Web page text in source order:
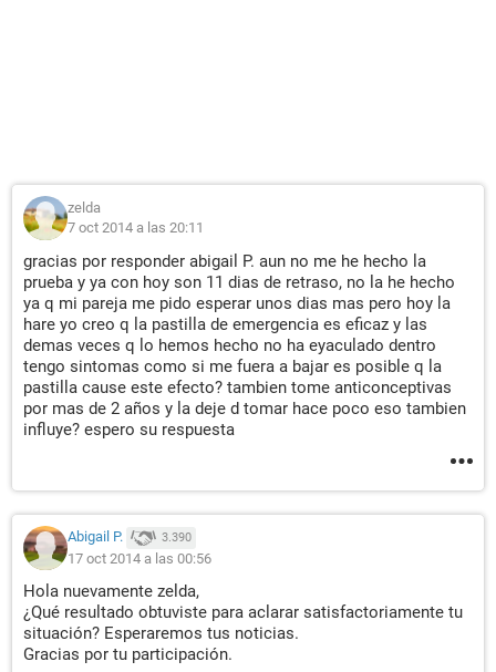
zelda
7 oct 2014 a las 20:11
gracias por responder abigail P. aun no me he hecho la
prueba y ya con hoy son 11 dias de retraso, no la he hecho
ya q mi pareja me pido esperar unos dias mas pero hoy la
hare yo creo q la pastilla de emergencia es eficaz y las
demas veces q lo hemos hecho no ha eyaculado dentro
tengo sintomas como si me fuera a bajar es posible q la
pastilla cause este efecto? tambien tome anticonceptivas
por mas de 2 años y la deje d tomar hace poco eso tambien
influye? espero su respuesta
Abigail P. 3.390
17 oct 2014 a las 00:56
Hola nuevamente zelda,
¿Qué resultado obtuviste para aclarar satisfactoriamente tu
situación? Esperaremos tus noticias.
Gracias por tu participación.